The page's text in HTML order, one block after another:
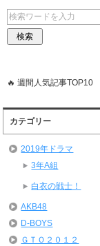
🔥 週間人気記事TOP10
カテゴリー
2019年ドラマ
3年A組
白衣の戦士！
AKB48
D-BOYS
ＧＴＯ２０１２